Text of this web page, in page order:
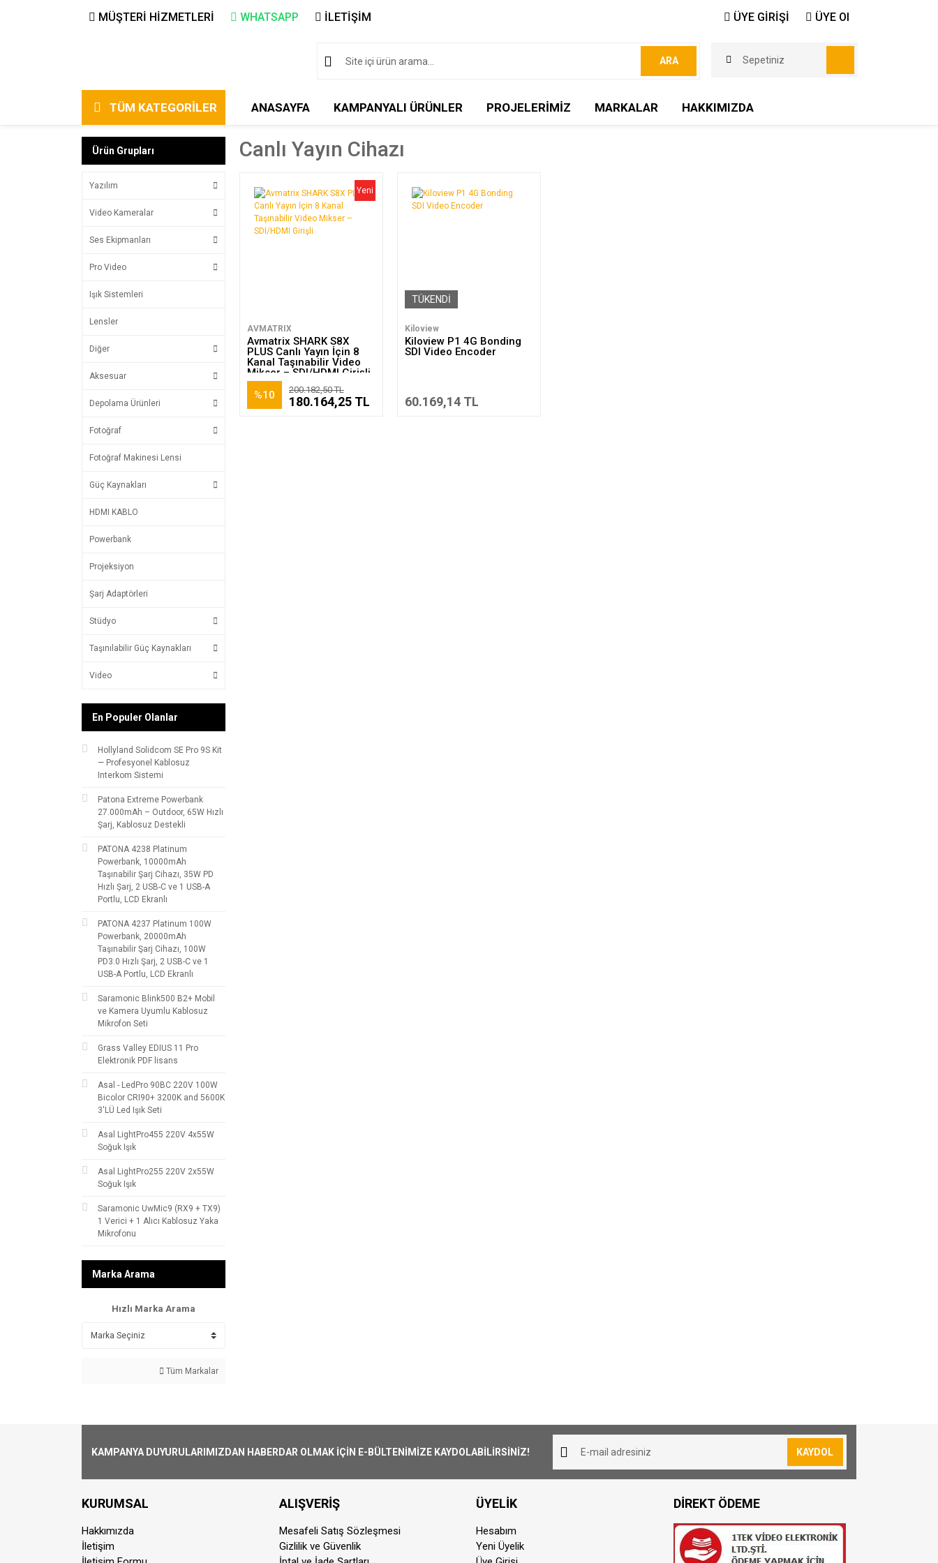
MÜŞTERİ HİZMETLERİ WHATSAPP İLETİŞİM ÜYE GİRİŞİ ÜYE Ol
ARA Sepetiniz
TÜM KATEGORİLER ANASAYFA KAMPANYALI ÜRÜNLER PROJELERİMİZ MARKALAR HAKKIMIZDA
Ürün Grupları
Yazılım
Video Kameralar
Ses Ekipmanları
Pro Video
Işık Sistemleri
Lensler
Diğer
Aksesuar
Depolama Ürünleri
Fotoğraf
Fotoğraf Makinesi Lensi
Güç Kaynakları
HDMI KABLO
Powerbank
Projeksiyon
Şarj Adaptörleri
Stüdyo
Taşınılabilir Güç Kaynakları
Video
En Populer Olanlar
Hollyland Solidcom SE Pro 9S Kit
— Profesyonel Kablosuz
Interkom Sistemi
Patona Extreme Powerbank
27.000mAh – Outdoor, 65W Hızlı
Şarj, Kablosuz Destekli
PATONA 4238 Platinum
Powerbank, 10000mAh
Taşınabilir Şarj Cihazı, 35W PD
Hızlı Şarj, 2 USB-C ve 1 USB-A
Portlu, LCD Ekranlı
PATONA 4237 Platinum 100W
Powerbank, 20000mAh
Taşınabilir Şarj Cihazı, 100W
PD3.0 Hızlı Şarj, 2 USB-C ve 1
USB-A Portlu, LCD Ekranlı
Saramonic Blink500 B2+ Mobil
ve Kamera Uyumlu Kablosuz
Mikrofon Seti
Grass Valley EDIUS 11 Pro
Elektronik PDF lisans
Asal - LedPro 90BC 220V 100W
Bicolor CRI90+ 3200K and 5600K
3'LÜ Led Işık Seti
Asal LightPro455 220V 4x55W
Soğuk Işık
Asal LightPro255 220V 2x55W
Soğuk Işık
Saramonic UwMic9 (RX9 + TX9)
1 Verici + 1 Alıcı Kablosuz Yaka
Mikrofonu
Marka Arama
Hızlı Marka Arama
Tüm Markalar
Canlı Yayın Cihazı
Yeni
AVMATRIX
Avmatrix SHARK S8X
PLUS Canlı Yayın İçin 8
Kanal Taşınabilir Video
Mikser – SDI/HDMI Girişli
%10
200.182,50 TL
180.164,25 TL
TÜKENDİ
Kiloview
Kiloview P1 4G Bonding
SDI Video Encoder
60.169,14 TL
KAMPANYA DUYURULARIMIZDAN HABERDAR OLMAK İÇİN E-BÜLTENİMİZE KAYDOLABİLİRSİNİZ! KAYDOL
KURUMSAL
Hakkımızda
İletişim
ALIŞVERİŞ
Mesafeli Satış Sözleşmesi
Gizlilik ve Güvenlik
ÜYELİK
Hesabım
Yeni Üyelik
DİREKT ÖDEME